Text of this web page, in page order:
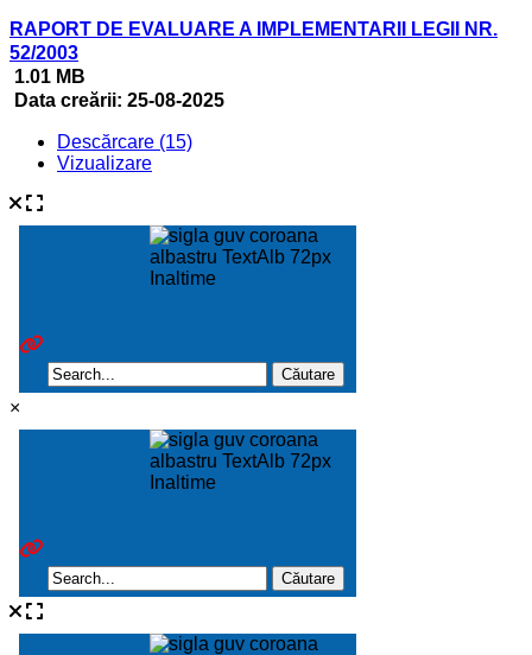
RAPORT DE EVALUARE A IMPLEMENTARII LEGII NR.
52/2003
1.01 MB
Data creării: 25-08-2025
Descărcare (15)
Vizualizare
×